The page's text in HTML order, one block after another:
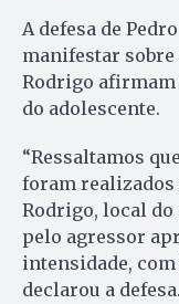
A defesa de
manifestar sobre
Rodrigo afirmam
do adolescente.
“Ressaltamos
foram realizados
Rodrigo, local do
pelo agressor
intensidade,
declarou a defesa.